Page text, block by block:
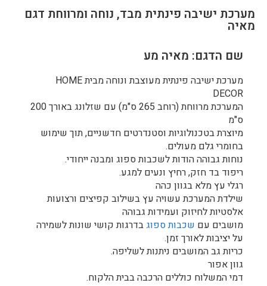
מערכת ישיבה פינתית מבד, נוחה ומרווחת דגם
מאיה
שם הדגם: מאיה מע
מערכת ישיבה פינתית מעוצבת ונוחה מבית HOME
DECOR
המערכת מרווחת (רוחב 265 ס"מ) עם שזלונג באורך 200
ס"מ
מיוצרת בטכנולוגיות וסטנדרטים חדשניים, תוך שימוש
בחומרי גלם מעולים.
נוחות גבוהה הודות לשכבות ספוג ומבנה ייחודי.
ריפוד בד חזק, רחיץ ונעים למגע.
רגלי עץ מלא בגוון כהה
שילדת המערכת עשויה עץ בשילוב קפיצים ורצועות
אלסטיות לחיזוק ועמידות גבוהה
מושבים עם שכבות ספוגבדרגות קושי שונות לשמירה
על יציבות לאורך זמן.
כריות גב המושבים ניתנות לשליפה.
גוון אפור
דמי המשלוח כוללים הרכבה בבית הלקוח.